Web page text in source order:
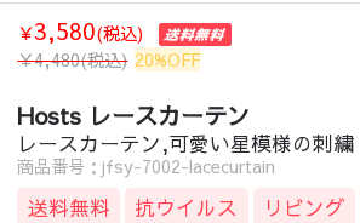
￥3,580(税込)
￥4,480(税込) 20%OFF
Hosts レースカーテン
レースカーテン,可愛い星模様の刺繍
商品番号：jfsy-7002-lacecurtain
送料無料 抗ウイルス リビング